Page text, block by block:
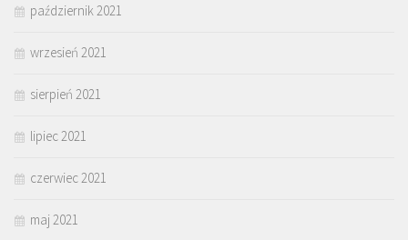
październik 2021
wrzesień 2021
sierpień 2021
lipiec 2021
czerwiec 2021
maj 2021